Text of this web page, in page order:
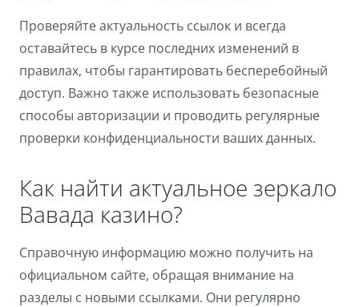
Проверяйте актуальность ссылок и всегда
оставайтесь в курсе последних изменений в
правилах, чтобы гарантировать бесперебойный
доступ. Важно также использовать безопасные
способы авторизации и проводить регулярные
проверки конфиденциальности ваших данных.
Как найти актуальное зеркало
Вавада казино?
Справочную информацию можно получить на
официальном сайте, обращая внимание на
разделы с новыми ссылками. Они регулярно
Mark links
Reset
all
options
cached